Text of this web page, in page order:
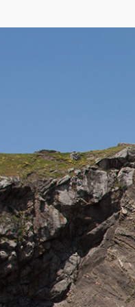
которой проложена пешеходная